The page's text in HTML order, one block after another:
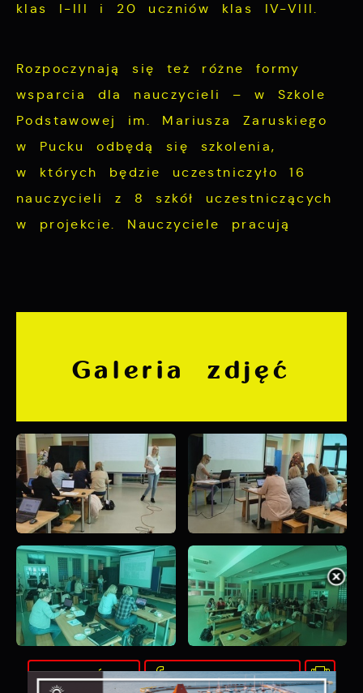
klas I-III i 20 uczniów klas IV-VIII.
Rozpoczynają się też różne formy
wsparcia dla nauczycieli – w Szkole
Podstawowej im. Mariusza Zaruskiego
w Pucku odbędą się szkolenia,
w których będzie uczestniczyło 16
nauczycieli z 8 szkół uczestniczących
w projekcie. Nauczyciele pracują
Galeria zdjęć
POWRÓT UDOSTĘPNIJ